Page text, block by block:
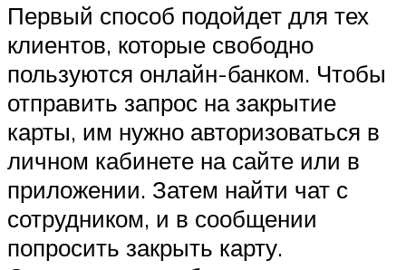
Первый способ подойдет для тех
клиентов, которые свободно
пользуются онлайн-банком. Чтобы
отправить запрос на закрытие
карты, им нужно авторизоваться в
личном кабинете на сайте или в
приложении. Затем найти чат с
сотрудником, и в сообщении
попросить закрыть карту.